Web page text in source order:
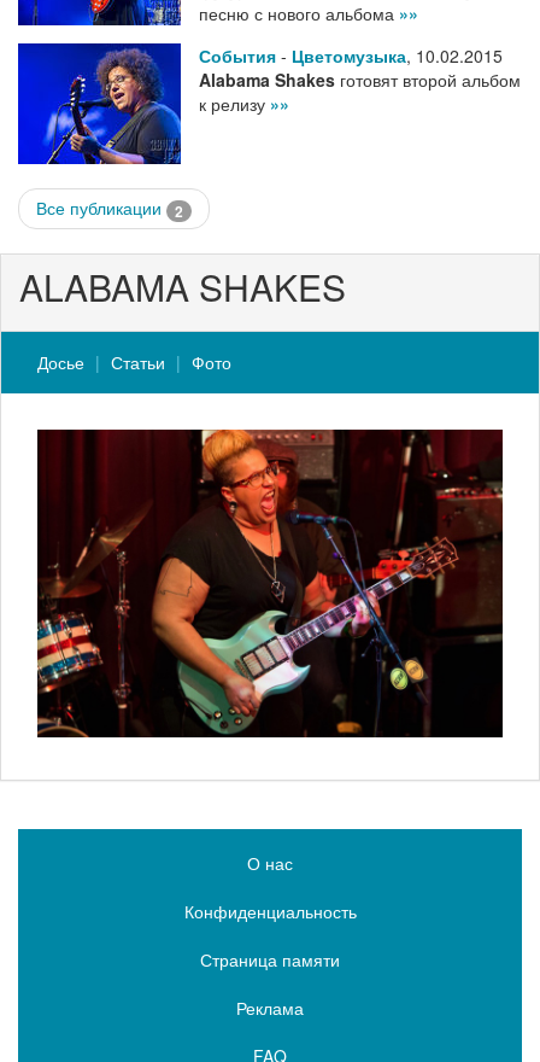
песню с нового альбома »»
События - Цветомузыка, 10.02.2015
Alabama Shakes готовят второй альбом
к релизу »»
Все публикации 2
ALABAMA SHAKES
Досье Статьи Фото
О нас
Конфиденциальность
Страница памяти
Реклама
FAQ